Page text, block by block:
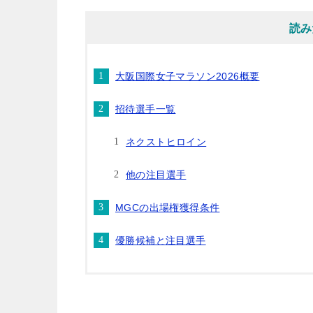
読
大阪国際女子マラソン2026概要
招待選手一覧
ネクストヒロイン
他の注目選手
MGCの出場権獲得条件
優勝候補と注目選手